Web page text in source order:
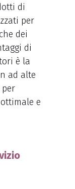
di
per
dei
di
è la
ad alte
per
e